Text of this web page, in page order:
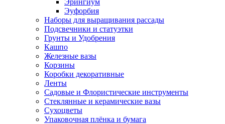
Эрингиум
Эуфорбия
Наборы для выращивания рассады
Подсвечники и статуэтки
Грунты и Удобрения
Кашпо
Железные вазы
Корзины
Коробки декоративные
Ленты
Садовые и Флористические инструменты
Стеклянные и керамические вазы
Сухоцветы
Упаковочная плёнка и бумага